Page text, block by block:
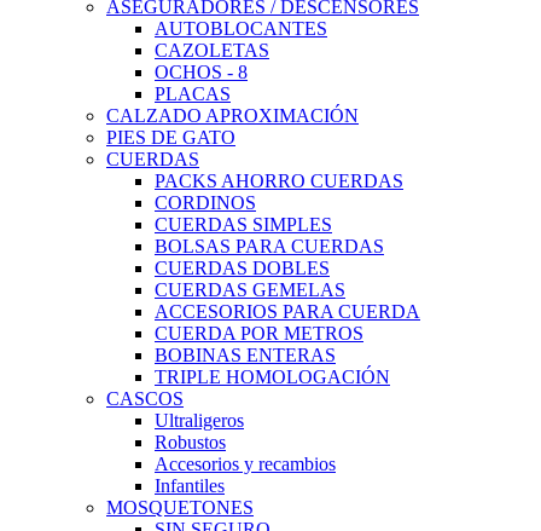
ASEGURADORES / DESCENSORES
AUTOBLOCANTES
CAZOLETAS
OCHOS - 8
PLACAS
CALZADO APROXIMACIÓN
PIES DE GATO
CUERDAS
PACKS AHORRO CUERDAS
CORDINOS
CUERDAS SIMPLES
BOLSAS PARA CUERDAS
CUERDAS DOBLES
CUERDAS GEMELAS
ACCESORIOS PARA CUERDA
CUERDA POR METROS
BOBINAS ENTERAS
TRIPLE HOMOLOGACIÓN
CASCOS
Ultraligeros
Robustos
Accesorios y recambios
Infantiles
MOSQUETONES